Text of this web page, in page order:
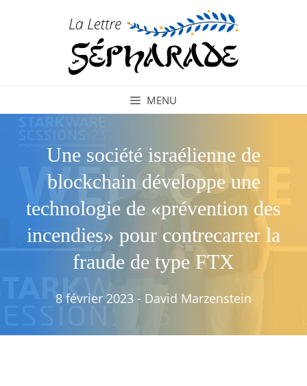
MENU
Une société israélienne de
blockchain développe une
technologie de «prévention des
incendies» pour contrecarrer la
fraude de type FTX
8 février 2023 - David Marzenstein